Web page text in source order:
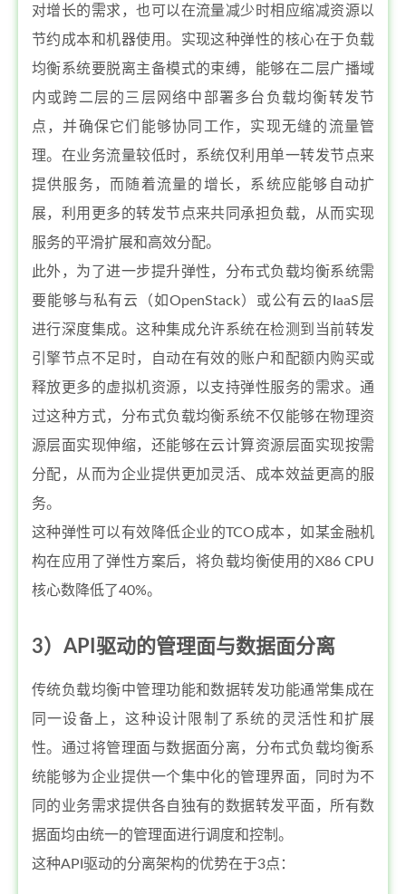
对增长的需求，也可以在流量减少时相应缩减资源以
节约成本和机器使用。实现这种弹性的核心在于负载
均衡系统要脱离主备模式的束缚，能够在二层广播域
内或跨二层的三层网络中部署多台负载均衡转发节
点，并确保它们能够协同工作，实现无缝的流量管
理。在业务流量较低时，系统仅利用单一转发节点来
提供服务，而随着流量的增长，系统应能够自动扩
展，利用更多的转发节点来共同承担负载，从而实现
服务的平滑扩展和高效分配。
此外，为了进一步提升弹性，分布式负载均衡系统需
要能够与私有云（如OpenStack）或公有云的IaaS层
进行深度集成。这种集成允许系统在检测到当前转发
引擎节点不足时，自动在有效的账户和配额内购买或
释放更多的虚拟机资源，以支持弹性服务的需求。通
过这种方式，分布式负载均衡系统不仅能够在物理资
源层面实现伸缩，还能够在云计算资源层面实现按需
分配，从而为企业提供更加灵活、成本效益更高的服
务。
这种弹性可以有效降低企业的TCO成本，如某金融机
构在应用了弹性方案后，将负载均衡使用的X86 CPU
核心数降低了40%。
3）API驱动的管理面与数据面分离
传统负载均衡中管理功能和数据转发功能通常集成在
同一设备上，这种设计限制了系统的灵活性和扩展
性。通过将管理面与数据面分离，分布式负载均衡系
统能够为企业提供一个集中化的管理界面，同时为不
同的业务需求提供各自独有的数据转发平面，所有数
据面均由统一的管理面进行调度和控制。
这种API驱动的分离架构的优势在于3点：